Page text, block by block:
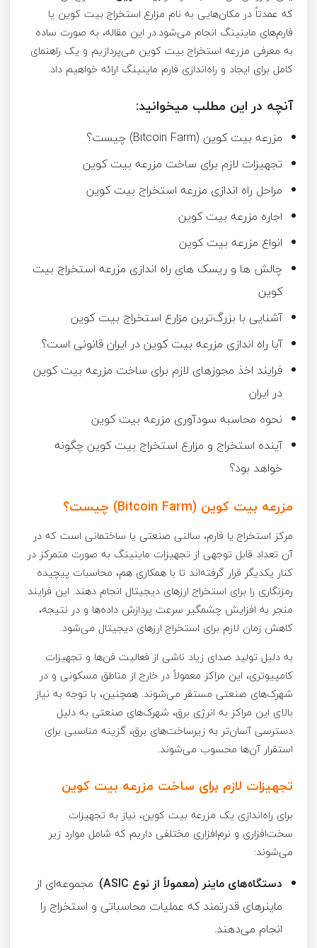
که عمدتاً در مکان‌هایی به نام مزارع استخراج بیت کوین یا
فارم‌های ماینینگ انجام می‌شود.در این مقاله، به صورت ساده
به معرفی مزرعه استخراج بیت کوین می‌پردازیم و یک راهنمای
کامل برای ایجاد و راه‌اندازی فارم ماینینگ ارائه خواهیم داد.
آنچه در این مطلب میخوانید:
مزرعه بیت کوین (Bitcoin Farm) چیست؟
تجهیزات لازم برای ساخت مزرعه بیت کوین
مراحل راه اندازی مزرعه استخراج بیت کوین
اجاره مزرعه بیت کوین
انواع مزرعه بیت کوین
چالش‌ ها و ریسک‌ های راه ‌اندازی مزرعه استخراج بیت
کوین
آشنایی با بزرگ‌ترین مزارع استخراج بیت کوین
آیا راه اندازی مزرعه بیت کوین در ایران قانونی است؟
فرایند اخذ مجوزهای لازم برای ساخت مزرعه بیت کوین
در ایران
نحوه محاسبه سودآوری مزرعه بیت کوین
آینده استخراج و مزارع استخراج بیت کوین چگونه
خواهد بود؟
مزرعه بیت کوین (Bitcoin Farm) چیست؟
مرکز استخراج یا فارم، سالنی صنعتی یا ساختمانی است که در
آن تعداد قابل توجهی از تجهیزات ماینینگ به صورت متمرکز در
کنار یکدیگر قرار گرفته‌اند تا با همکاری هم، محاسبات پیچیده
رمزنگاری را برای استخراج ارزهای دیجیتال انجام دهند. این فرایند
منجر به افزایش چشمگیر سرعت پردازش داده‌ها و در نتیجه،
کاهش زمان لازم برای استخراج ارزهای دیجیتال می‌شود.
به دلیل تولید صدای زیاد ناشی از فعالیت فن‌ها و تجهیزات
کامپیوتری، این مراکز معمولاً در خارج از مناطق مسکونی و در
شهرک‌های صنعتی مستقر می‌شوند. همچنین، با توجه به نیاز
بالای این مراکز به انرژی برق، شهرک‌های صنعتی به دلیل
دسترسی آسان‌تر به زیرساخت‌های برق، گزینه مناسبی برای
استقرار آن‌ها محسوب می‌شوند.
تجهیزات لازم برای ساخت مزرعه بیت کوین
برای راه‌اندازی یک مزرعه بیت کوین، نیاز به تجهیزات
سخت‌افزاری و نرم‌افزاری مختلفی داریم که شامل موارد زیر
می‌شوند:
دستگاه‌های ماینر (معمولاً از نوع ASIC)
: مجموعه‌ای از
ماینرهای قدرتمند که عملیات محاسباتی و استخراج را
انجام می‌دهند.